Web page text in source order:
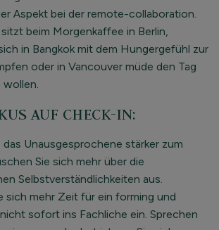
Aspekt bei der remote-collaboration.
beim Morgenkaffee in Berlin,
in Bangkok mit dem Hungergefühl zur
oder in Vancouver müde den Tag
wollen.
AUF CHECK-IN:
das Unausgesprochene stärker zum
Sie sich mehr über die
Selbstverständlichkeiten aus.
sich mehr Zeit für ein forming und
sofort ins Fachliche ein. Sprechen